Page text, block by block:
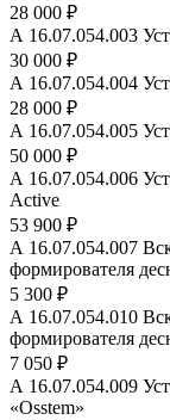
28 000 ₽
А 16.07.054.003
30 000 ₽
А 16.07.054.004
28 000 ₽
А 16.07.054.005
50 000 ₽
А 16.07.054.006
Active
53 900 ₽
А 16.07.054.007
формирователя
5 300 ₽
А 16.07.054.010
формирователя
7 050 ₽
А 16.07.054.009
«Osstem»